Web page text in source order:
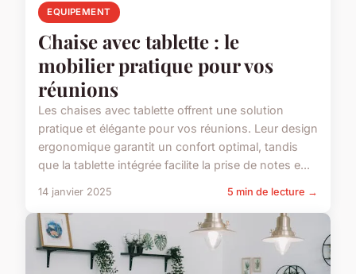
EQUIPEMENT
Chaise avec tablette : le
mobilier pratique pour vos
réunions
Les chaises avec tablette offrent une solution
pratique et élégante pour vos réunions. Leur design
ergonomique garantit un confort optimal, tandis
que la tablette intégrée facilite la prise de notes e...
14 janvier 2025 5 min de lecture →